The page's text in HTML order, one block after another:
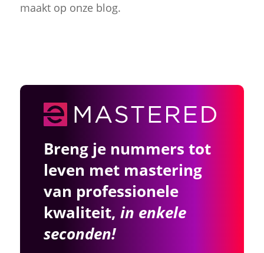
maakt op onze blog.
Breng je nummers tot
leven met mastering
van professionele
kwaliteit, in enkele
seconden!